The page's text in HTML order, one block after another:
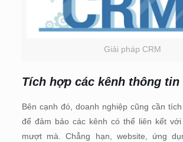
Giải pháp CRM
Tích hợp các kênh thông tin
Bên cạnh đó, doanh nghiệp cũng cần
để đảm bảo các kênh có thể liên kết
mượt mà. Chẳng hạn, website, ứng